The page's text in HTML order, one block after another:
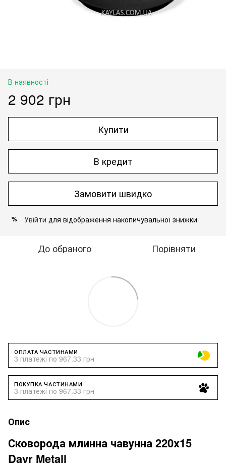
В наявності
2 902 грн
Купити
В кредит
Замовити швидко
% Увійти для відображення накопичувальної знижки
До обраного Порівняти
ОПЛАТА ЧАСТИНАМИ
3 платежі по 967.33 грн
ПОКУПКА ЧАСТИНАМИ
3 платежі по 967.33 грн
Опис
Сковорода млинна чавунна 220x15
Davr Metall